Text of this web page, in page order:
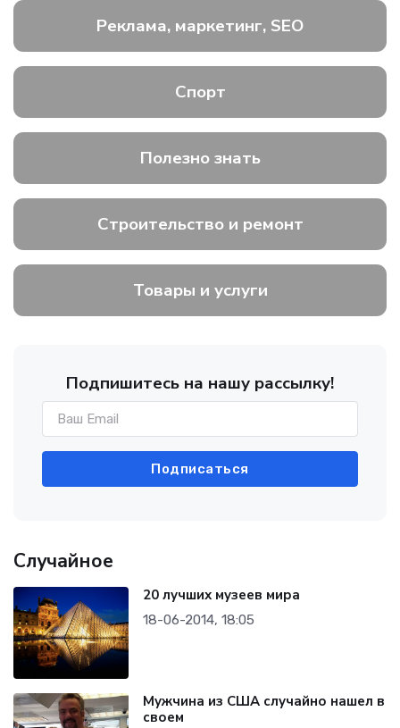
Реклама, маркетинг, SEO
Спорт
Полезно знать
Строительство и ремонт
Товары и услуги
Подпишитесь на нашу рассылку!
Подписаться
Случайное
20 лучших музеев мира
18-06-2014, 18:05
Мужчина из США случайно нашел в
своем